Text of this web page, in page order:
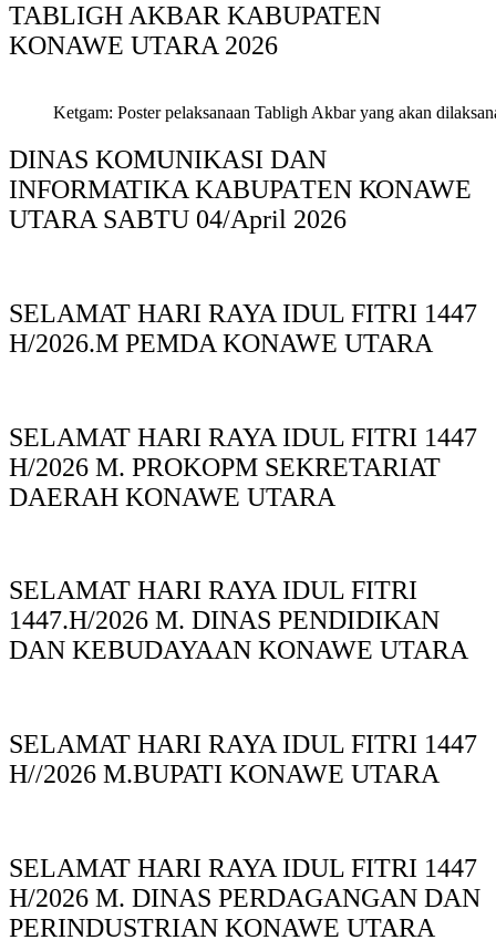
TABLIGH AKBAR KABUPATEN
KONAWE UTARA 2026
Ketgam: Poster pelaksanaan Tabligh Akbar yang akan
DINAS KOMUNIKASI DAN
INFORMATIKA KABUPAΤΕΝ ΚΟNAWE
UTARA SABTU 04/April 2026
SELAMAT HARI RAYA IDUL FITRI 1447
H/2026.M PEMDA KONAWE UTARA
SELAMAT HARI RAYA IDUL FITRI 1447
H/2026 M. PROKOPM SEKRETARIAT
DAERAH KONAWE UTARA
SELAMAT HARI RAYA IDUL FITRI
1447.H/2026 M. DINAS PENDIDIKAN
DAN KEBUDAYAAN KONAWE UTARA
SELAMAT HARI RAYA IDUL FITRI 1447
H//2026 M.BUPATI KONAWE UTARA
SELAMAT HARI RAYA IDUL FITRI 1447
H/2026 M. DINAS PERDAGANGAN DAN
PERINDUSTRIAN KONAWE UTARA